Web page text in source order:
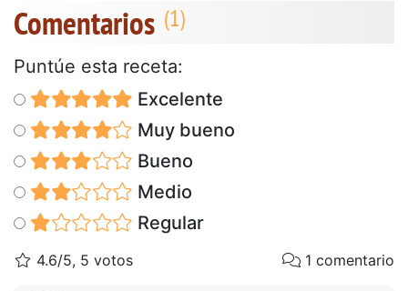
Comentarios
Puntúe esta receta:
Excelente
Muy bueno
Bueno
Medio
Regular
4.6/5, 5 votos 1 comentario